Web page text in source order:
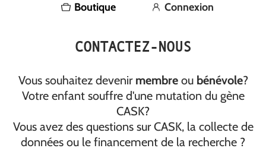
Boutique Connexion
CONTACTEZ-NOUS
Vous souhaitez devenir membreou bénévole?
Votre enfant souffre d'une mutation du gène
CASK?
Vous avez des questions sur CASK, la collecte de
données ou le financement de la recherche ?